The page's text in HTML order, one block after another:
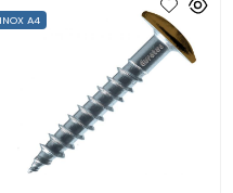
INOX A4